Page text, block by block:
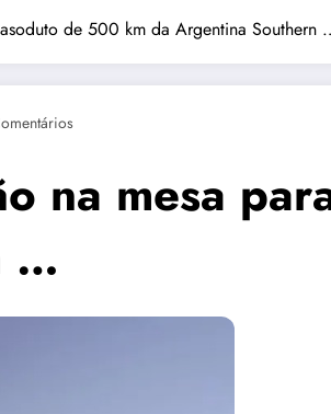
de 500 km da Argentina Southern
na mesa
…